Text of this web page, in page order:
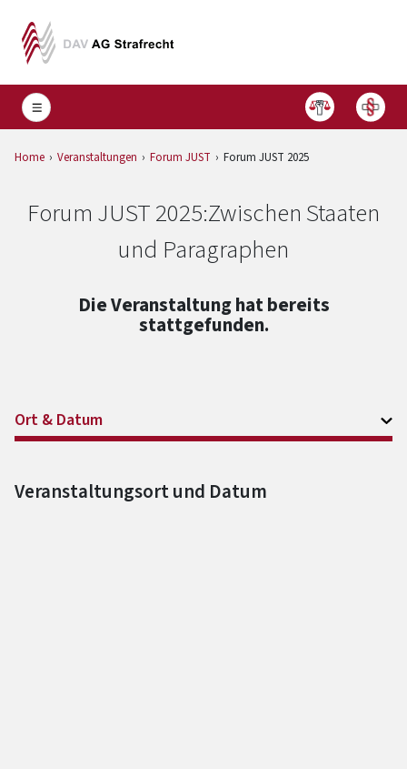
Home Veranstaltungen Forum JUST Forum JUST 2025
Forum JUST 2025:Zwischen Staaten
und Paragraphen
Die Veranstaltung hat bereits
stattgefunden.
Ort & Datum
Veranstaltungsort und Datum